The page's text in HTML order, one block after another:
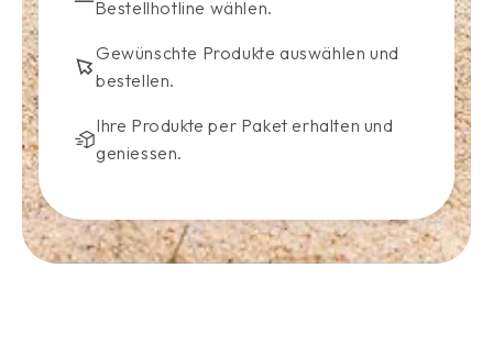
Bestellhotline wählen.
Gewünschte Produkte auswählen und
bestellen.
Ihre Produkte per Paket erhalten und
geniessen.